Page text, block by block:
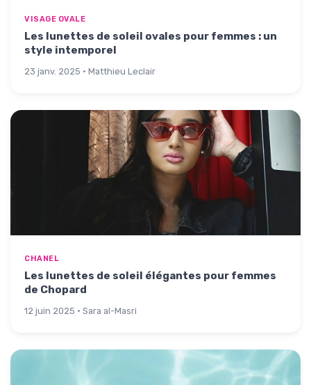
VISAGE OVALE
Les lunettes de soleil ovales pour femmes : un
style intemporel
23 janv. 2025 · Matthieu Leclair
CHANEL
Les lunettes de soleil élégantes pour femmes
de Chopard
12 juin 2025 · Sara al-Masri